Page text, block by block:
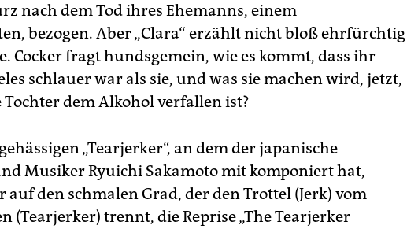
nach dem Tod ihres Ehemanns, einem
bezogen. Aber „Clara“ erzählt nicht bloß ehrfürchtig
Cocker fragt hundsgemein, wie es kommt, dass ihr
schlauer war als sie, und was sie machen wird, jetzt,
dem Alkohol verfallen ist?
„Tearjerker“, an dem der japanische
Musiker Ryuichi Sakamoto mit komponiert hat,
auf den schmalen Grad, der den Trottel (Jerk) vom
(Tearjerker) trennt, die Reprise „The Tearjerker